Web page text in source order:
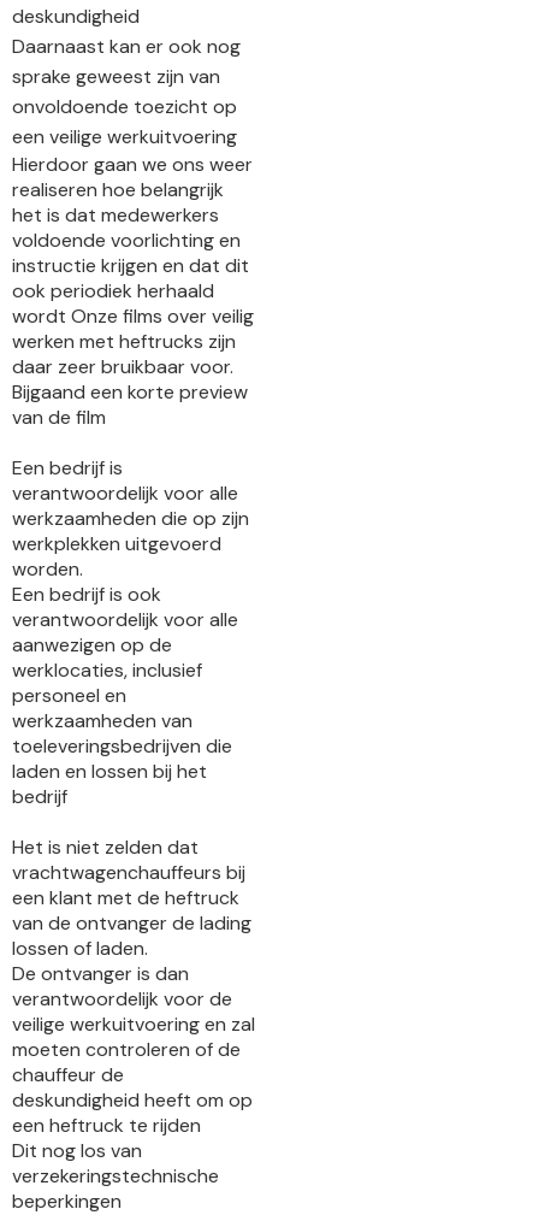
deskundigheid
Daarnaast kan er ook nog
sprake geweest zijn van
onvoldoende toezicht op
een veilige werkuitvoering
Hierdoor gaan we ons weer
realiseren hoe belangrijk
het is dat medewerkers
voldoende voorlichting en
instructie krijgen en dat dit
ook periodiek herhaald
wordt Onze films over veilig
werken met heftrucks zijn
daar zeer bruikbaar voor.
Bijgaand een korte preview
van de film
Een bedrijf is
verantwoordelijk voor alle
werkzaamheden die op zijn
werkplekken uitgevoerd
worden.
Een bedrijf is ook
verantwoordelijk voor alle
aanwezigen op de
werklocaties, inclusief
personeel en
werkzaamheden van
toeleveringsbedrijven die
laden en lossen bij het
bedrijf
Het is niet zelden dat
vrachtwagenchauffeurs bij
een klant met de heftruck
van de ontvanger de lading
lossen of laden.
De ontvanger is dan
verantwoordelijk voor de
veilige werkuitvoering en zal
moeten controleren of de
chauffeur de
deskundigheid heeft om op
een heftruck te rijden
Dit nog los van
verzekeringstechnische
beperkingen